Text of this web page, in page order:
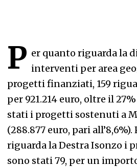
P er quanto riguarda la
interventi per area
progetti finanziati, 159
per 921.214 euro, oltre il
stati i progetti sostenuti a
(288.877 euro, pari
riguarda la Destra Isonzo i
sono stati 79, per un